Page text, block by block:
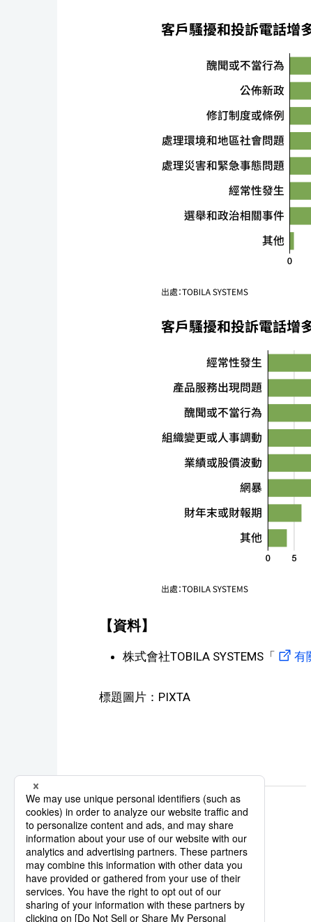
【資料】
株式會社TOBILA SYSTEMS「 有
標題圖片：PIXTA
騷擾 顧客騷擾